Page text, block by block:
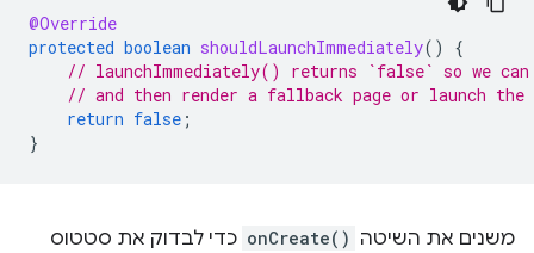
@Override
protected boolean shouldLaunchImmediately()
{
// launchImmediately() returns `false` so we can
// and then render a fallback page or launch
return false ;
}
משנים את השיטה onCreate() כדי לבדוק את סטטוס